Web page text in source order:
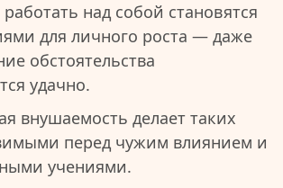
над собой становятся
для личного роста — даже
обстоятельства
удачно.
внушаемость делает таких
перед чужим влиянием и
учениями.